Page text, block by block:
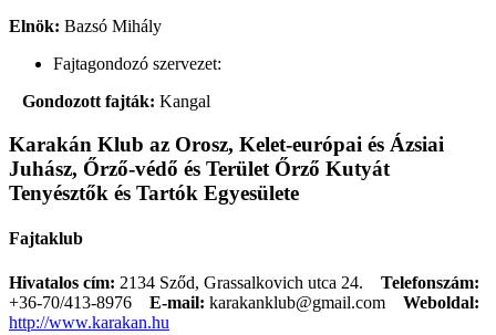
Elnök: Bazsó Mihály
Fajtagondozó szervezet:
Gondozott fajták: Kangal
Karakán Klub az Orosz, Kelet-európai és Ázsiai
Juhász, Őrző-védő és Terület Őrző Kutyát
Tenyésztők és Tartók Egyesülete
Fajtaklub
Hivatalos cím: 2134 Sződ, Grassalkovich utca 24. Telefonszám:
+36-70/413-8976
E-mail: karakanklub@gmail.com
Weboldal:
http://www.karakan.hu